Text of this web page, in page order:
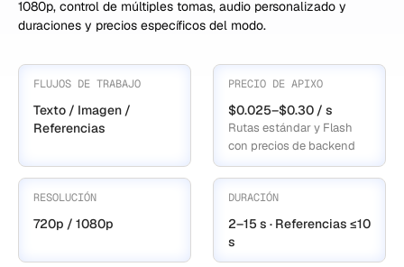
1080p, control de múltiples tomas, audio personalizado y
duraciones y precios específicos del modo.
FLUJOS DE TRABAJO
Texto / Imagen /
Referencias
PRECIO DE APIXO
$0.025–$0.30 / s
Rutas estándar y Flash
con precios de backend
RESOLUCIÓN
720p / 1080p
DURACIÓN
2–15 s · Referencias ≤10
s